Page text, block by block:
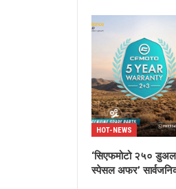
HOT-NEWS
‘सिएफमोटो २५० डुअल
स्पेसल अफर’